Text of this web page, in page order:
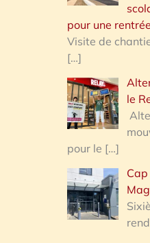
pour une
Visite de
[…]
le
pour le […]
Cap